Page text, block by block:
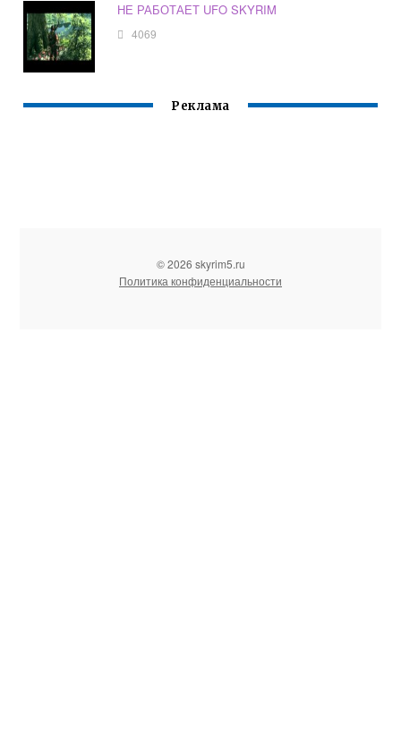
НЕ РАБОТАЕТ UFO SKYRIM
4069
Реклама
© 2026 skyrim5.ru
Политика конфиденциальности